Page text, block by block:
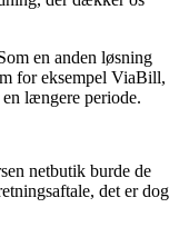
en anden løsning
for eksempel ViaBill,
længere periode.
netbutik burde de
det er dog